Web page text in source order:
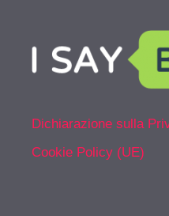
Dichiarazione sulla
Cookie Policy (UE)